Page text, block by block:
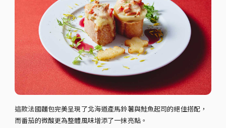
這款法國麵包完美呈現了北海道產馬鈴薯與鮭魚起司的絕佳搭配，
而番茄的微酸更為整體風味增添了一抹亮點。